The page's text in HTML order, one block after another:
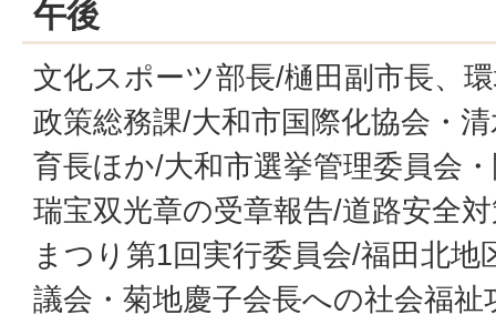
午後
文化スポーツ部長/樋田副市長、
政策総務課/大和市国際化協会・
育長ほか/大和市選挙管理委員会
瑞宝双光章の受章報告/道路安全
まつり第1回実行委員会/福田北地
議会・菊地慶子会長への社会福